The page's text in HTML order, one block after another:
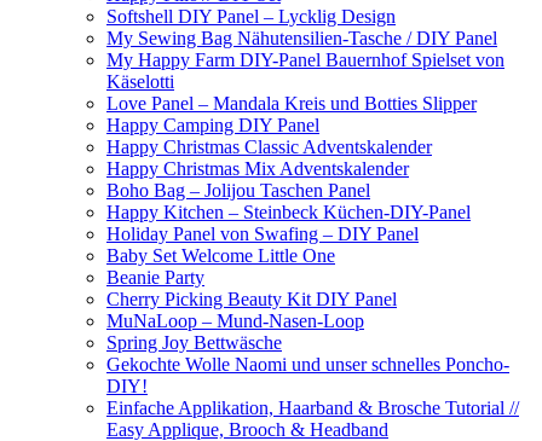
Softshell DIY Panel – Lycklig Design
My Sewing Bag Nähutensilien-Tasche / DIY Panel
My Happy Farm DIY-Panel Bauernhof Spielset von
Käselotti
Love Panel – Mandala Kreis und Botties Slipper
Happy Camping DIY Panel
Happy Christmas Classic Adventskalender
Happy Christmas Mix Adventskalender
Boho Bag – Jolijou Taschen Panel
Happy Kitchen – Steinbeck Küchen-DIY-Panel
Holiday Panel von Swafing – DIY Panel
Baby Set Welcome Little One
Beanie Party
Cherry Picking Beauty Kit DIY Panel
MuNaLoop – Mund-Nasen-Loop
Spring Joy Bettwäsche
Gekochte Wolle Naomi und unser schnelles Poncho-
DIY!
Einfache Applikation, Haarband & Brosche Tutorial //
Easy Applique, Brooch & Headband